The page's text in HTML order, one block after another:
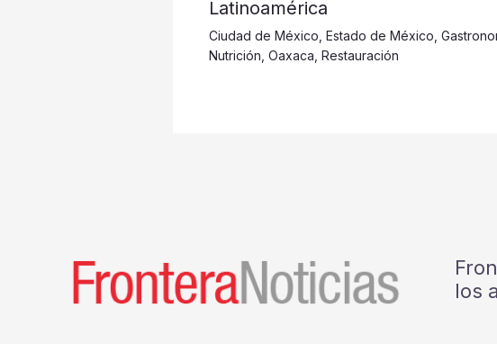
Latinoamérica
Ciudad de México Estado de México
Nutrición Oaxaca Restauración
los